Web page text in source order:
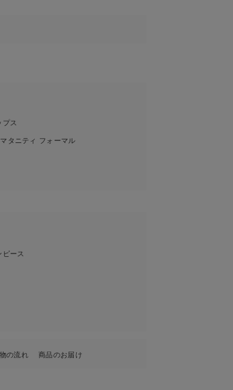
プス
マタニティ フォーマル
ース
の流れ 商品のお届け